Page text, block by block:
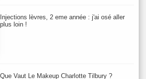
CK Clarins Clarisonic
Cle de Peau
ETE 2011
Injections lèvres, 2 eme année : j'ai osé aller
plus loin !
Que Vaut Le Makeup Charlotte Tilbury ?